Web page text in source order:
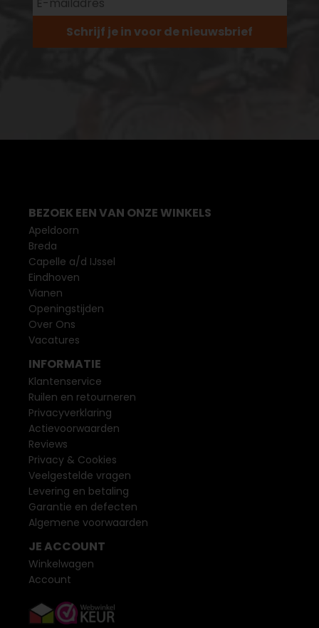
Schrijf je in voor de nieuwsbrief
BEZOEK EEN VAN ONZE WINKELS
Apeldoorn
Breda
Capelle a/d IJssel
Eindhoven
Vianen
Openingstijden
Over Ons
Vacatures
INFORMATIE
Klantenservice
Ruilen en retourneren
Privacyverklaring
Actievoorwaarden
Reviews
Privacy & Cookies
Veelgestelde vragen
Levering en betaling
Garantie en defecten
Algemene voorwaarden
JE ACCOUNT
Winkelwagen
Account